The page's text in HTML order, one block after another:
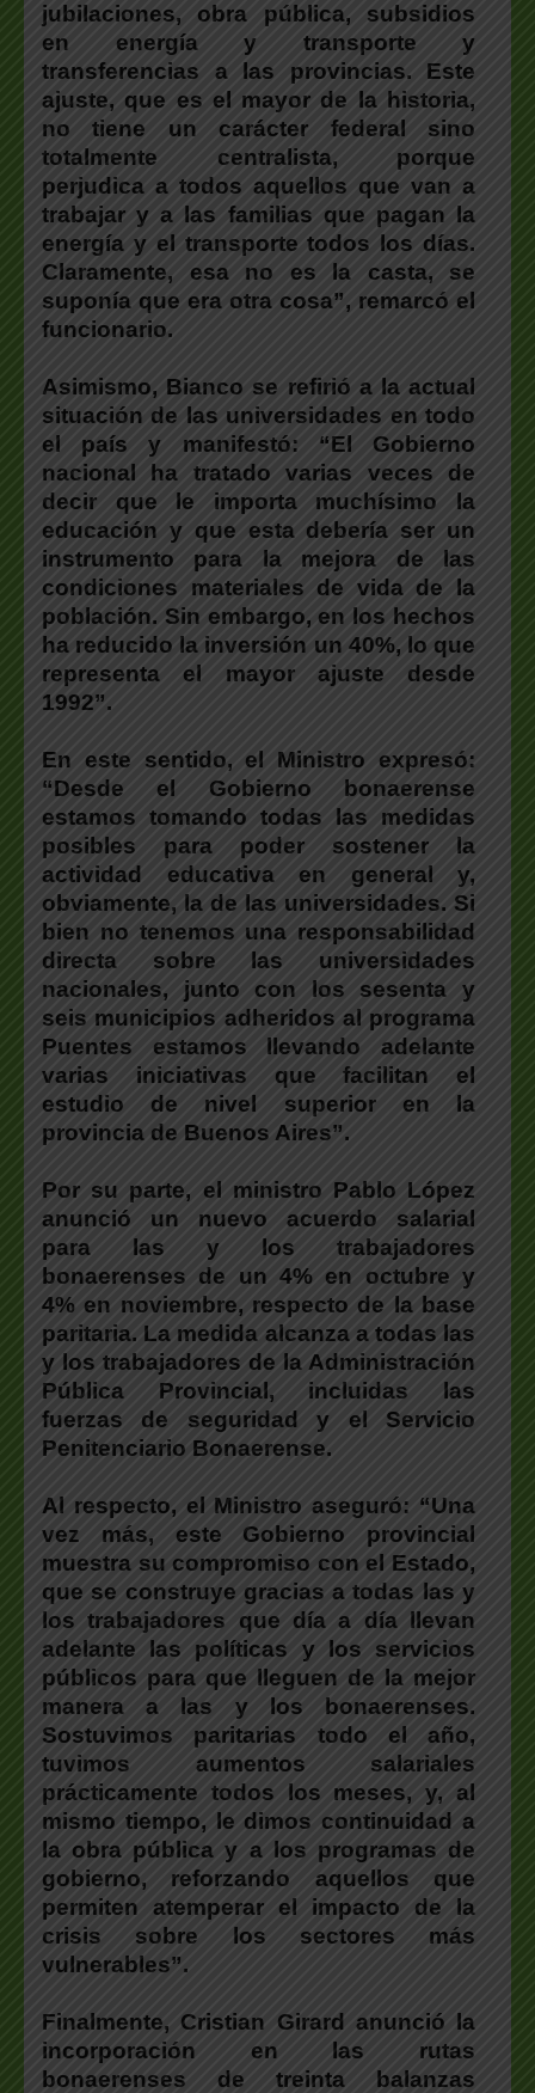
jubilaciones, obra pública, subsidios
en energía y transporte y
transferencias a las provincias. Este
ajuste, que es el mayor de la historia,
no tiene un carácter federal sino
totalmente centralista, porque
perjudica a todos aquellos que van a
trabajar y a las familias que pagan la
energía y el transporte todos los días.
Claramente, esa no es la casta, se
suponía que era otra cosa”, remarcó el
funcionario.
Asimismo, Bianco se refirió a la actual
situación de las universidades en todo
el país y manifestó: “El Gobierno
nacional ha tratado varias veces de
decir que le importa muchísimo la
educación y que esta debería ser un
instrumento para la mejora de las
condiciones materiales de vida de la
población. Sin embargo, en los hechos
ha reducido la inversión un 40%, lo que
representa el mayor ajuste desde
1992”.
En este sentido, el Ministro expresó:
“Desde el Gobierno bonaerense
estamos tomando todas las medidas
posibles para poder sostener la
actividad educativa en general y,
obviamente, la de las universidades. Si
bien no tenemos una responsabilidad
directa sobre las universidades
nacionales, junto con los sesenta y
seis municipios adheridos al programa
Puentes estamos llevando adelante
varias iniciativas que facilitan el
estudio de nivel superior en la
provincia de Buenos Aires”.
Por su parte, el ministro Pablo López
anunció un nuevo acuerdo salarial
para las y los trabajadores
bonaerenses de un 4% en octubre y
4% en noviembre, respecto de la base
paritaria. La medida alcanza a todas las
y los trabajadores de la Administración
Pública Provincial, incluidas las
fuerzas de seguridad y el Servicio
Penitenciario Bonaerense.
Al respecto, el Ministro aseguró: “Una
vez más, este Gobierno provincial
muestra su compromiso con el Estado,
que se construye gracias a todas las y
los trabajadores que día a día llevan
adelante las políticas y los servicios
públicos para que lleguen de la mejor
manera a las y los bonaerenses.
Sostuvimos paritarias todo el año,
tuvimos aumentos salariales
prácticamente todos los meses, y, al
mismo tiempo, le dimos continuidad a
la obra pública y a los programas de
gobierno, reforzando aquellos que
permiten atemperar el impacto de la
crisis sobre los sectores más
vulnerables”.
Finalmente, Cristian Girard anunció la
incorporación en las rutas
bonaerenses de treinta balanzas